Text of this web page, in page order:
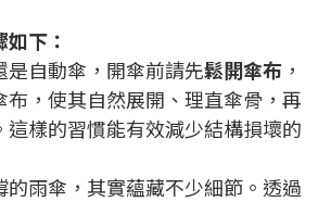
下：
是自動傘，開傘前請先鬆開傘布 ，
布，使其自然展開、理直傘骨，再
這樣的習慣能有效減少結構損壞的
的雨傘，其實蘊藏不少細節。透過